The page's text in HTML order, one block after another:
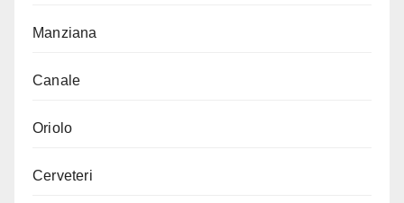
Manziana
Canale
Oriolo
Cerveteri